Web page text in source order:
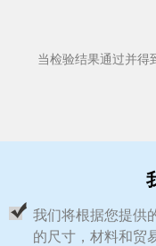
当检验结果通过并得
我们将根据您提供
的尺寸，材料和贸